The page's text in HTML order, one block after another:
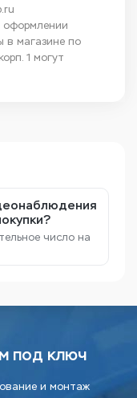
оформлении
в магазине по
1 могут
число на
под ключ
и монтаж